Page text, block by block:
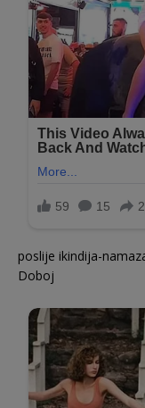
poslije ikindija-
Doboj